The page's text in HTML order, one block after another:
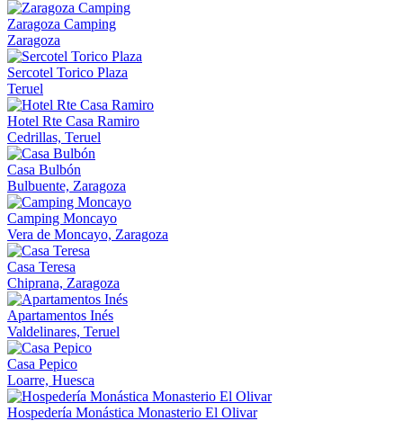
Zaragoza Camping
Zaragoza
Sercotel Torico Plaza
Teruel
Hotel Rte Casa Ramiro
Cedrillas, Teruel
Casa Bulbón
Bulbuente, Zaragoza
Camping Moncayo
Vera de Moncayo, Zaragoza
Casa Teresa
Chiprana, Zaragoza
Apartamentos Inés
Valdelinares, Teruel
Casa Pepico
Loarre, Huesca
Hospedería Monástica Monasterio El Olivar